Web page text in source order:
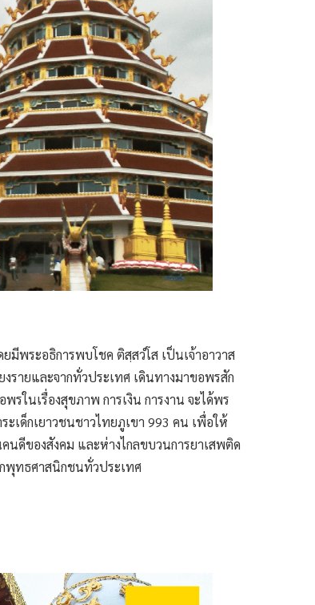
มีพระอธิการพบโชค ติสฺสวํโส เป็นเจ้าอาวาส
ายและจากทั่วประเทศ เดินทางมาขอพรสัก
รในเรื่องสุขภาพ การเงิน การงาน จะได้พร
เด็กเยาวชนชาวไทยภูเขา 993 คน เพื่อให้
นดีของสังคม และห่างไกลขบวนการยาเสพติด
พุทธศาสนิกชนทั่วประเทศ